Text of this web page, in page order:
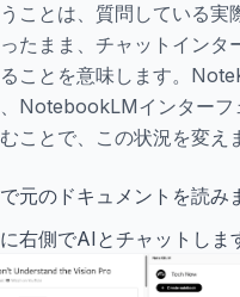
ことは、質問している実
たまま、チャットインタ
ことを意味します。
、NotebookLMインターフ
ことで、この状況を変え
元のドキュメントを読み
右側でAIとチャットしま